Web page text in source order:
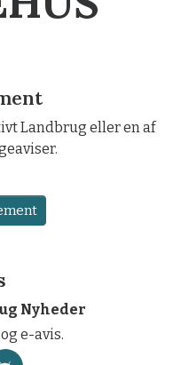
Landbrug eller en af
Nyheder
e-avis.